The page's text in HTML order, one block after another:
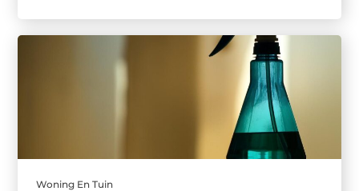
Woning En Tuin